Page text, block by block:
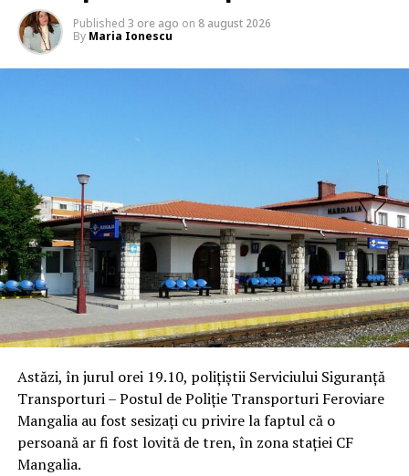
Published 3 ore ago on 8 august 2026
By Maria Ionescu
Astăzi, în jurul orei 19.10, polițiștii Serviciului Siguranță
Transporturi – Postul de Poliție Transporturi Feroviare
Mangalia au fost sesizați cu privire la faptul că o
persoană ar fi fost lovită de tren, în zona stației CF
Mangalia.